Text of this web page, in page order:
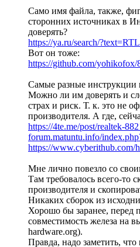
Само имя файла, также,
сторонних источниках в
доверять?
https://ya.ru/search/
Вот он тоже:
https://github.com/yohikofox/
Самые разные инструкции
Можно ли им доверять и
страх и риск. Т. к. это не
производителя. А где,
https://4te.me/post/realtek-
forum.matuntu.info/
https://www.cyberithub.com/
Мне лично повезло со
Там требовалось всего-то
производителя и
Никаких сборок из
Хорошо бы заранее, перед
совместимость железа на
hardware.org).
Правда, надо заметить, что